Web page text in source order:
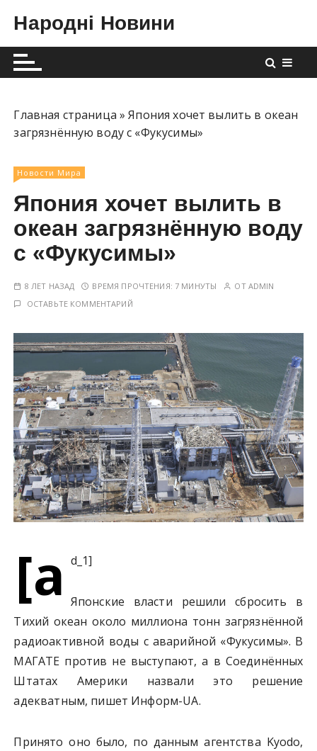
р
й
Народні Новини
Главная страница »Япония хочет вылить в океан
загрязнённую воду с «Фукусимы»
Новости Мира
Япония хочет вылить в
океан загрязнённую воду
с «Фукусимы»
8 ЛЕТ НАЗАД ВРЕМЯ ПРОЧТЕНИЯ: 7 МИНУТЫ ОТ ADMIN
ОСТАВЬТЕ КОММЕНТАРИЙ
[a d_1]
Японские власти решили сбросить в
Тихий океан около миллиона тонн загрязнённой
радиоактивной воды с аварийной «Фукусимы». В
МАГАТЕ против не выступают, а в Соединённых
Штатах Америки назвали это решение
адекватным, пишет Информ-UA.
Принято оно было, по данным агентства Kyodo,